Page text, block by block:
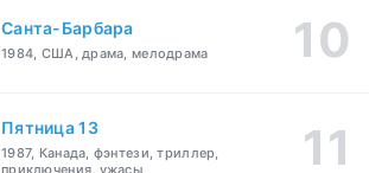
Санта-Барбара
1984, США, драма, мелодрама
Пятница 13
1987, Канада, фэнтези, триллер,
приключения, ужасы